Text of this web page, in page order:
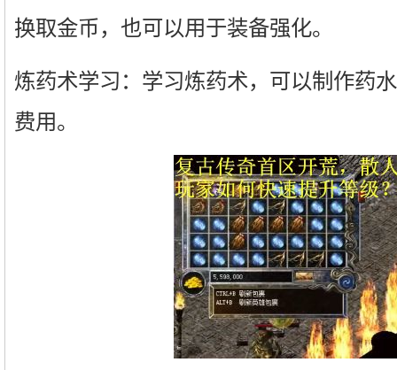
换取金币，也可以用于装备强化。
炼药术学习：学习炼药术，可以制作药
费用。